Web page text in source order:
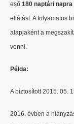
eső 180 naptári
ellátást. A folyamatos
alapjaként a
venni.
Példa:
A biztosított 2015. 05.
2016. évben a